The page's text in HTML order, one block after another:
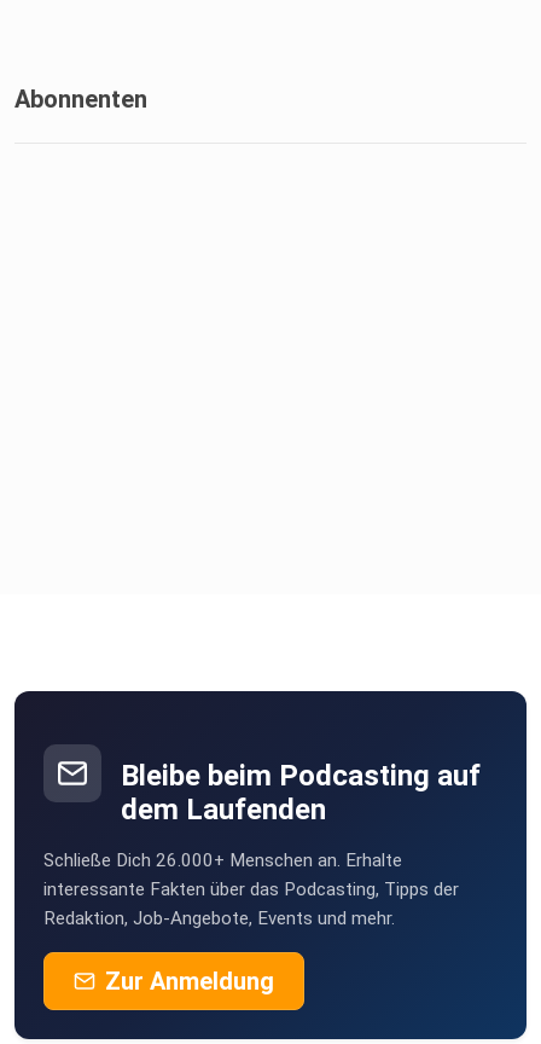
Abonnenten
Bleibe beim Podcasting auf
dem Laufenden
Schließe Dich 26.000+ Menschen an. Erhalte
interessante Fakten über das Podcasting, Tipps der
Redaktion, Job-Angebote, Events und mehr.
Zur Anmeldung